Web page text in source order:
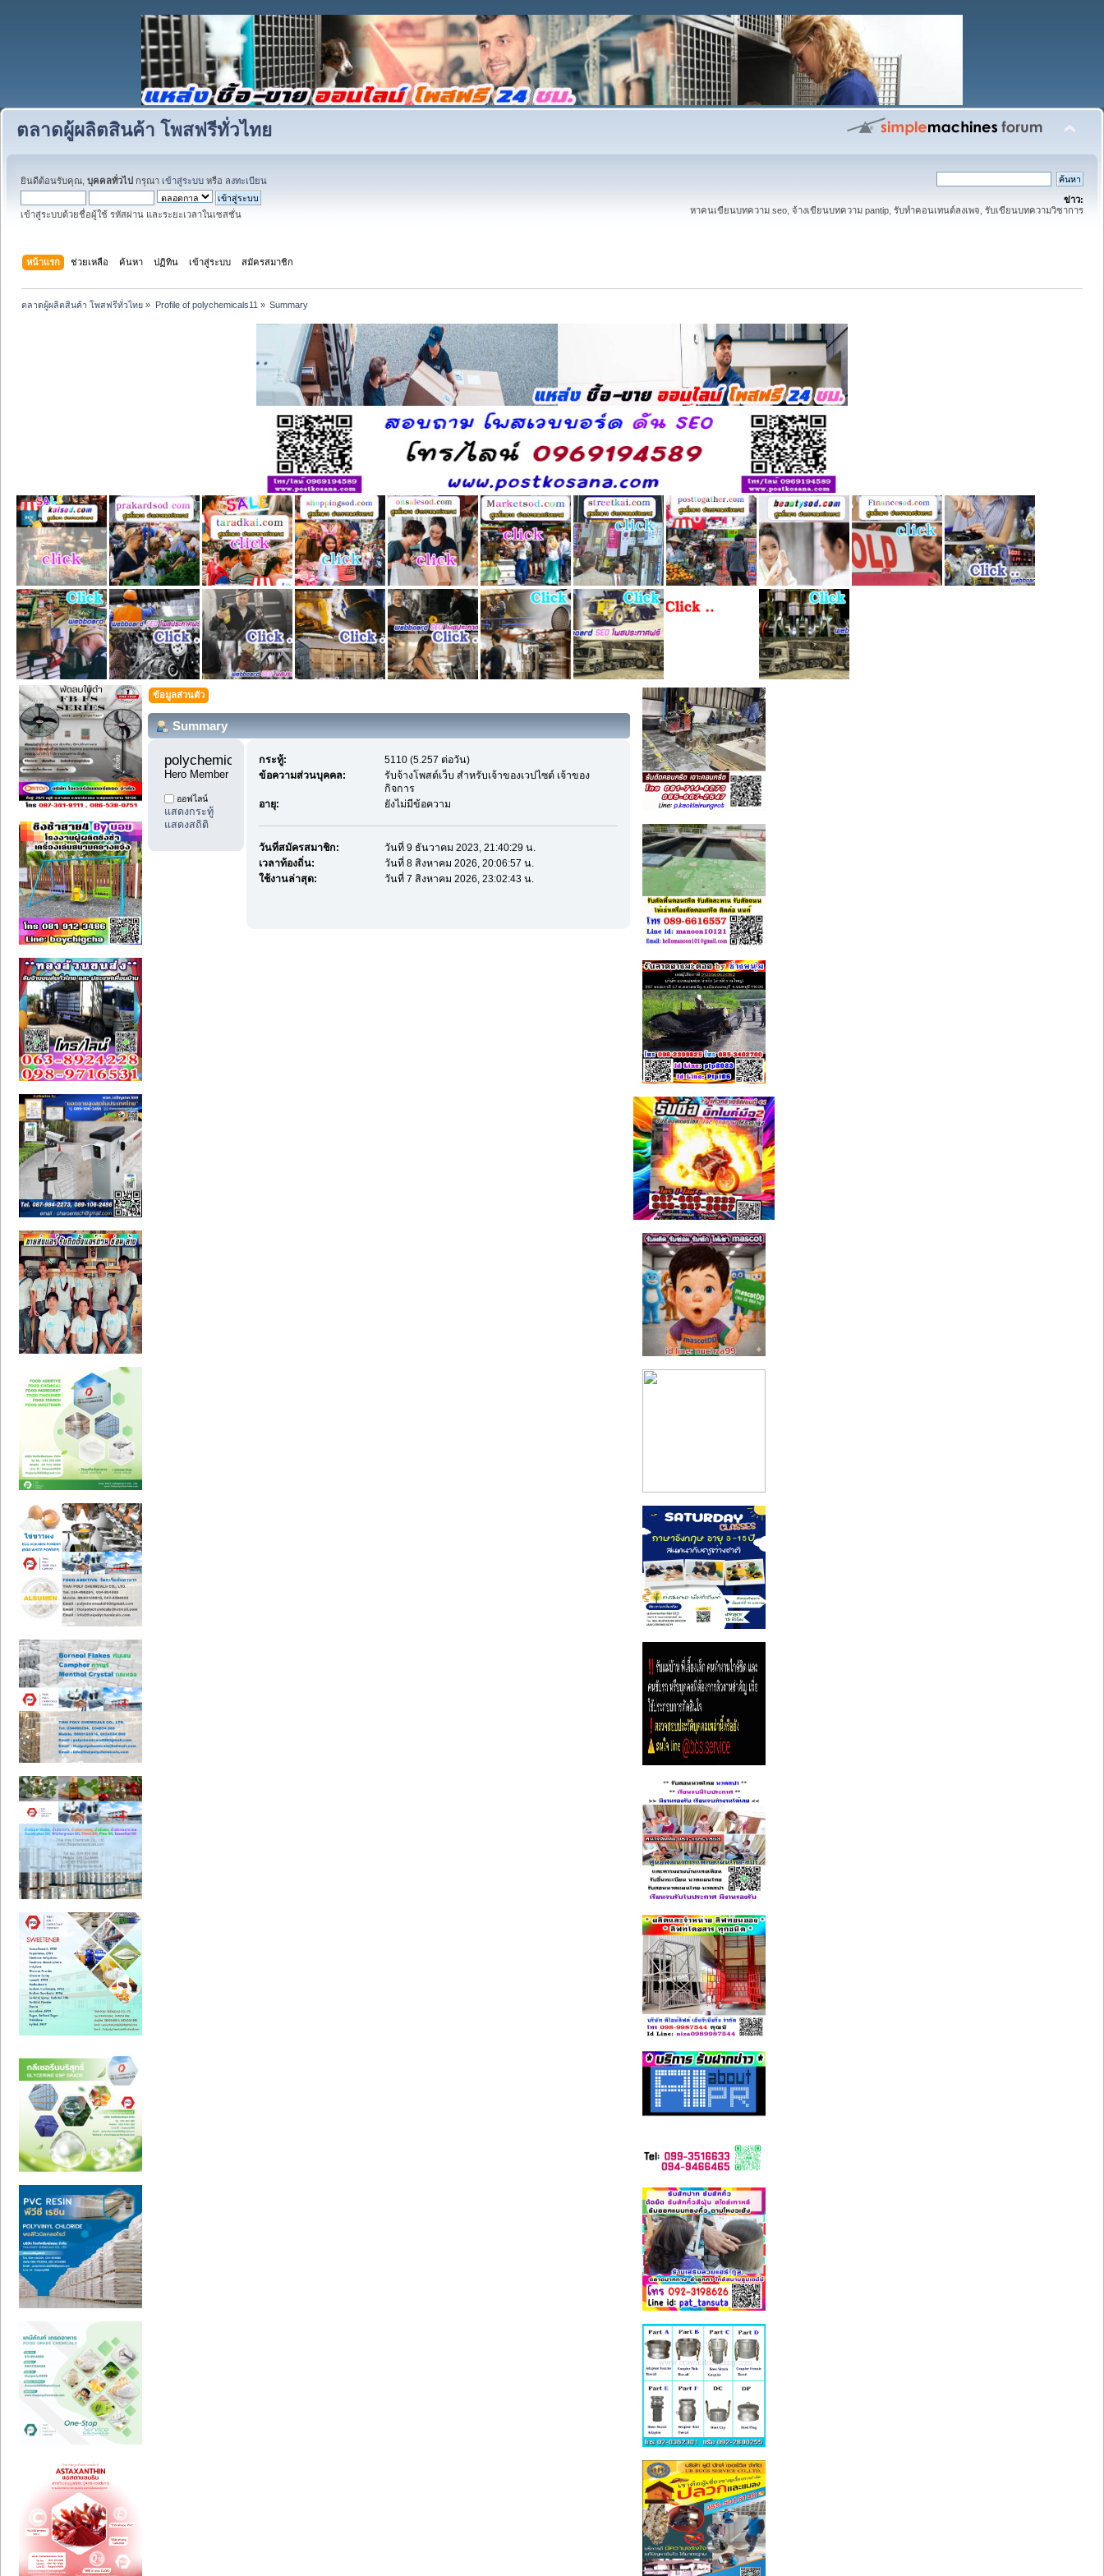
ตลาดผู้ผลิตสินค้า โพสฟรีทั่วไทย
ยินดีต้อนรับคุณ, บุคคลทั่วไป กรุณา เข้าสู่ระบบ หรือ ลงทะเบียน
เข้าสู่ระบบด้วยชื่อผู้ใช้ รหัสผ่าน และระยะเวลาในเซสชั่น
ข่าว:
หาคนเขียนบทความ seo, จ้างเขียนบทความ pantip, รับทำคอนเทนต์ลงเพจ, รับเขียนบทความวิชาการ
หน้าแรก ช่วยเหลือ ค้นหา ปฏิทิน เข้าสู่ระบบ สมัครสมาชิก
ตลาดผู้ผลิตสินค้า โพสฟรีทั่วไทย » Profile of polychemicals11 » Summary
ข้อมูลส่วนตัว
Summary
polychemicals11
Hero Member
ออฟไลน์
แสดงกระทู้
แสดงสถิติ
กระทู้:
5110 (5.257 ต่อวัน)
ข้อความส่วนบุคคล:
รับจ้างโพสต์เว็บ สำหรับเจ้าของเวปไซต์ เจ้าของ
กิจการ
อายุ:
ยังไม่มีข้อความ
วันที่สมัครสมาชิก:
วันที่ 9 ธันวาคม 2023, 21:40:29 น.
เวลาท้องถิ่น:
วันที่ 8 สิงหาคม 2026, 20:06:57 น.
ใช้งานล่าสุด:
วันที่ 7 สิงหาคม 2026, 23:02:43 น.